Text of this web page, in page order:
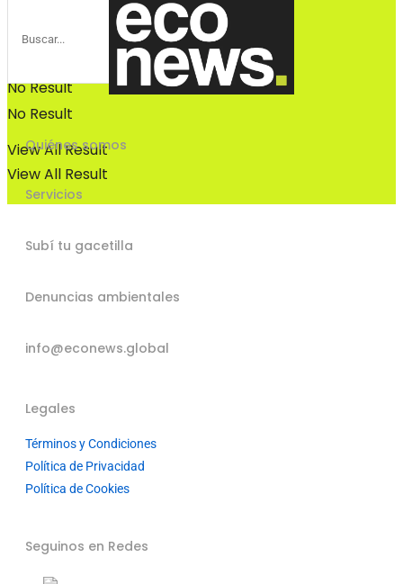
No Result
View All Result
No Result
View All Result
Quiénes somos
Servicios
Subí tu gacetilla
Denuncias ambientales
info@econews.global
Legales
Términos y Condiciones
Política de Privacidad
Política de Cookies
Seguinos en Redes